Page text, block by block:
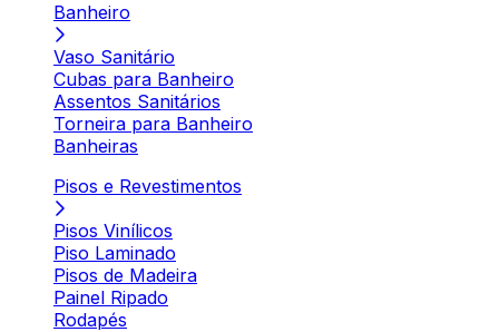
Banheiro
Vaso Sanitário
Cubas para Banheiro
Assentos Sanitários
Torneira para Banheiro
Banheiras
Pisos e Revestimentos
Pisos Vinílicos
Piso Laminado
Pisos de Madeira
Painel Ripado
Rodapés